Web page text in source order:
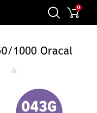
0
1000 Oracal